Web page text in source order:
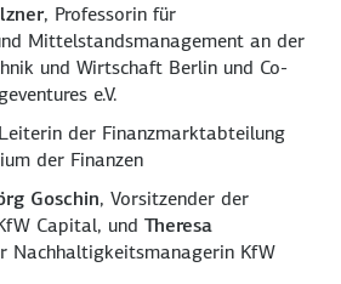
, Professorin für
Mittelstandsmanagement an der
und Wirtschaft Berlin und Co-
e.V.
der Finanzmarktabteilung
der Finanzen
Goschin, Vorsitzender der
Capital, undTheresa
Nachhaltigkeitsmanagerin KfW